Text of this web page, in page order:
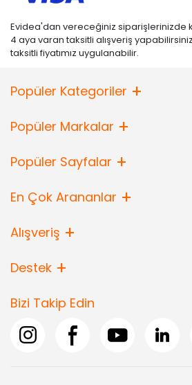
Evidea'dan vereceğiniz siparişlerinizde
4 aya varan taksitli alışveriş
taksitli fiyatımız uygulanabilir.
Popüler Kategoriler
Popüler Markalar
Popüler Sayfalar
En Çok Arananlar
Alışveriş
Destek
Bizi Takip Edin